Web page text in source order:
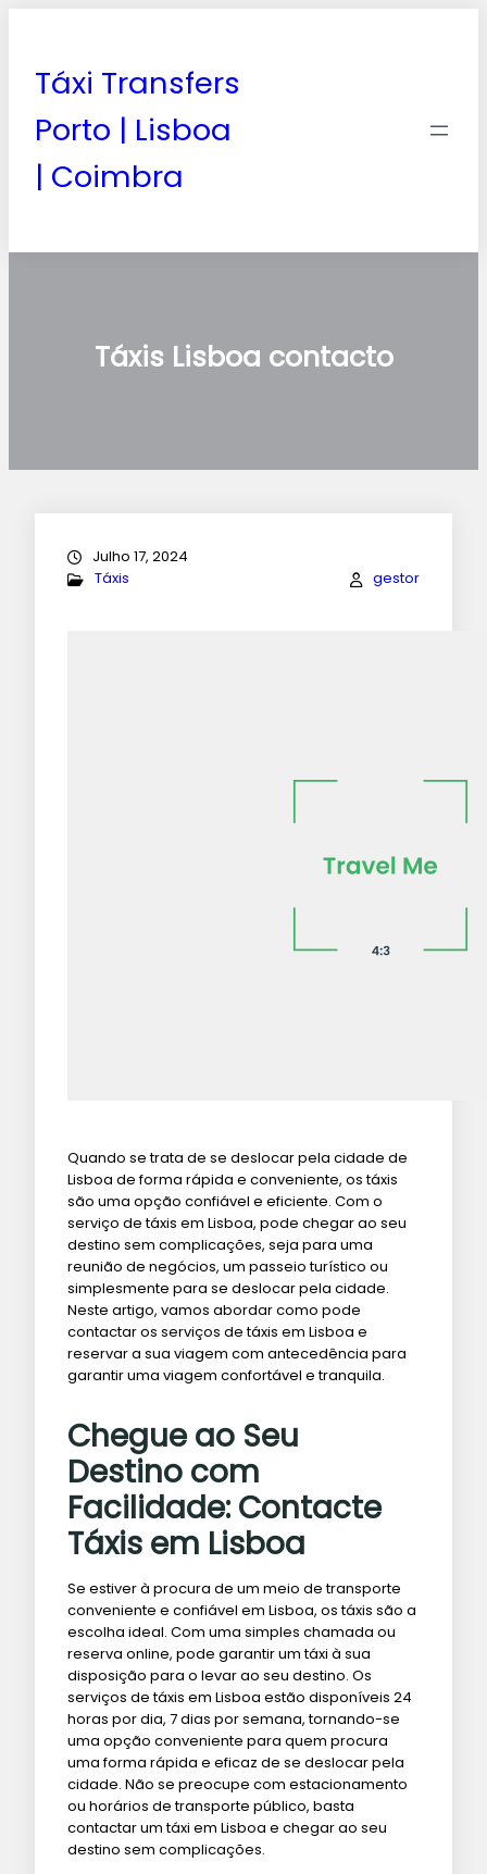
Táxi Transfers
Porto | Lisboa
| Coimbra
Táxis Lisboa contacto
Julho 17, 2024
Táxis
gestor
Quando se trata de se deslocar pela cidade de
Lisboa de forma rápida e conveniente, os táxis
são uma opção confiável e eficiente. Com o
serviço de táxis em Lisboa, pode chegar ao seu
destino sem complicações, seja para uma
reunião de negócios, um passeio turístico ou
simplesmente para se deslocar pela cidade.
Neste artigo, vamos abordar como pode
contactar os serviços de táxis em Lisboa e
reservar a sua viagem com antecedência para
garantir uma viagem confortável e tranquila.
Chegue ao Seu
Destino com
Facilidade: Contacte
Táxis em Lisboa
Se estiver à procura de um meio de transporte
conveniente e confiável em Lisboa, os táxis são a
escolha ideal. Com uma simples chamada ou
reserva online, pode garantir um táxi à sua
disposição para o levar ao seu destino. Os
serviços de táxis em Lisboa estão disponíveis 24
horas por dia, 7 dias por semana, tornando-se
uma opção conveniente para quem procura
uma forma rápida e eficaz de se deslocar pela
cidade. Não se preocupe com estacionamento
ou horários de transporte público, basta
contactar um táxi em Lisboa e chegar ao seu
destino sem complicações.